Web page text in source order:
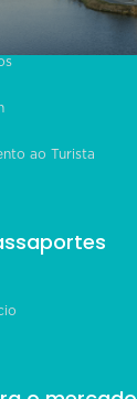
ao Turista